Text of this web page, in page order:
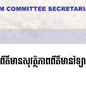
ព័ត៌មានសុវត្ថិភាពព័ត៌មានវិទ្យា